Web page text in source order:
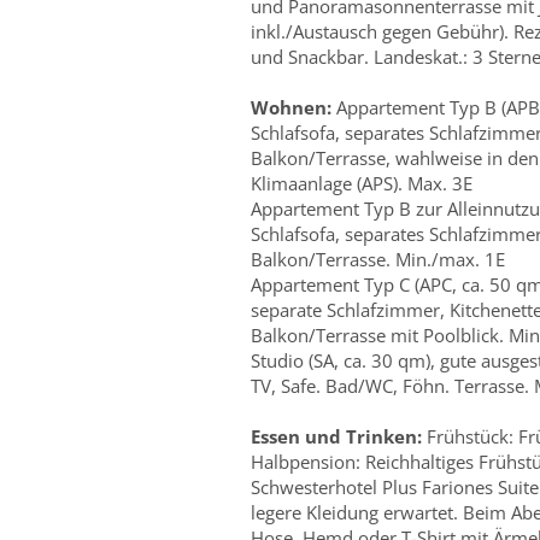
und Panoramasonnenterrasse mit
inkl./Austausch gegen Gebühr).
und Snackbar. Landeskat.: 3
Wohnen: Appartement Typ B
Schlafsofa, separates
Balkon/Terrasse, wahlweise in
Klimaanlage (APS). Max. 3E
Appartement Typ B zur
Schlafsofa, separates
Balkon/Terrasse. Min./max. 1E
Appartement Typ C (APC, ca. 50
separate Schlafzimmer,
Balkon/Terrasse mit Poolblick.
Studio (SA, ca. 30 qm), gute
TV, Safe. Bad/WC, Föhn.
Essen und Trinken: Frühstück:
Halbpension: Reichhaltiges
Schwesterhotel Plus Fariones
legere Kleidung erwartet. Beim